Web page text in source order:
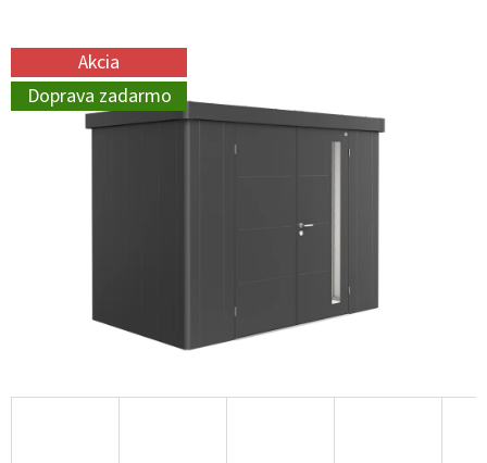
Akcia
Doprava zadarmo